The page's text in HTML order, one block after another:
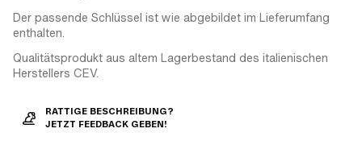
Der passende Schlüssel ist wie abgebildet im Lieferumfang
enthalten.
Qualitätsprodukt aus altem Lagerbestand des italienischen
Herstellers CEV.
RATTIGE BESCHREIBUNG?
JETZT FEEDBACK GEBEN!